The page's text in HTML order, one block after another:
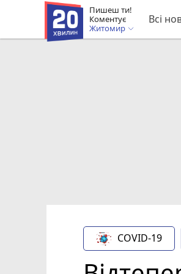
Пишеш ти!
Коментує
Житомир
Всі
COVID-19